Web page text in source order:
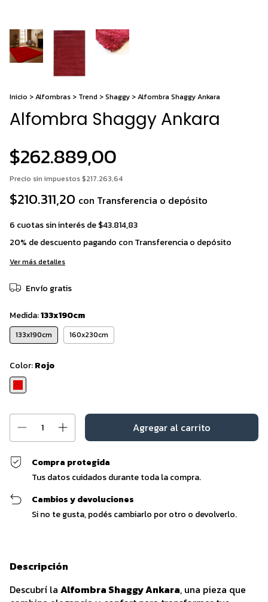
Inicio >Alfombras > Trend >Shaggy >Alfombra Shaggy Ankara
Alfombra Shaggy Ankara
$262.889,00
Precio sin impuestos$217.263,64
$210.311,20 con Transferencia o depósito
6 cuotas sin interés de$43.814,83
20% de descuento pagando con Transferencia o depósito
Ver más detalles
Envío gratis
Medida:133x190cm
133x190cm 160x230cm
Color:Rojo
Compra protegida
Tus datos cuidados durante toda la compra.
Cambios y devoluciones
Si no te gusta, podés cambiarlo por otro o devolverlo.
Descripción
Descubrí la Alfombra Shaggy Ankara, una pieza que